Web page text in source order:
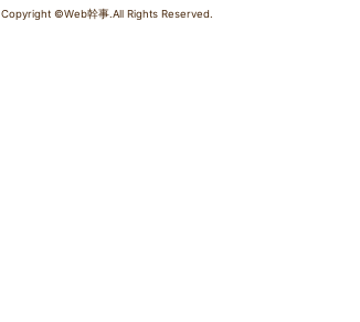
Copyright ©Web幹事.All Rights Reserved.